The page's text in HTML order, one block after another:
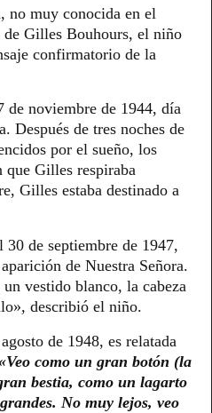
no muy conocida en el
de Gilles Bouhours, el niño
confirmatorio de la
de noviembre de 1944, día
Después de tres noches de
por el sueño, los
que Gilles respiraba
Gilles estaba destinado a
30 de septiembre de 1947,
de Nuestra Señora.
vestido blanco, la cabeza
describió el niño.
de 1948, es relatada
como un gran botón (la
bestia, como un lagarto
No muy lejos, veo